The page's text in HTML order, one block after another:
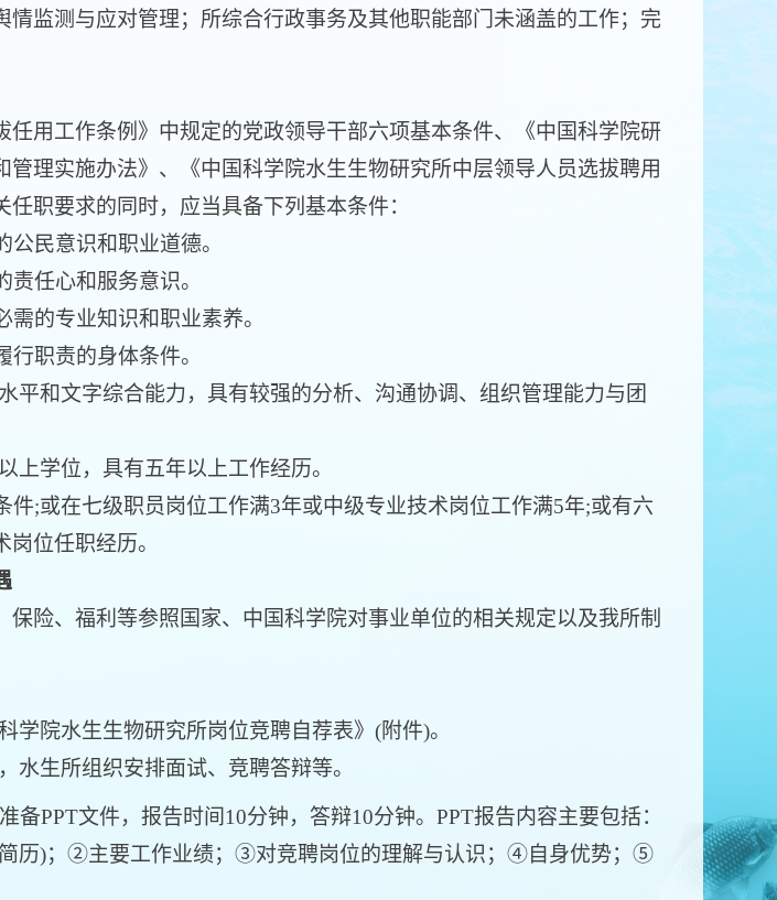
情监测与应对管理；所综合行政事务及其他职能部门未涵盖的工作；完
用工作条例》中规定的党政领导干部六项基本条件、《中国科学院研
管理实施办法》、《中国科学院水生生物研究所中层领导人员选拔聘用
职要求的同时，应当具备下列基本条件：
民意识和职业道德。
任心和服务意识。
的专业知识和职业素养。
职责的身体条件。
和文字综合能力，具有较强的分析、沟通协调、组织管理能力与团
学位，具有五年以上工作经历。
;或在七级职员岗位工作满3年或中级专业技术岗位工作满5年;或有六
位任职经历。
险、福利等参照国家、中国科学院对事业单位的相关规定以及我所制
院水生生物研究所岗位竞聘自荐表》(附件)。
生所组织安排面试、竞聘答辩等。
备PPT文件，报告时间10分钟，答辩10分钟。PPT报告内容主要包括：
历)；②主要工作业绩；③对竞聘岗位的理解与认识；④自身优势；⑤